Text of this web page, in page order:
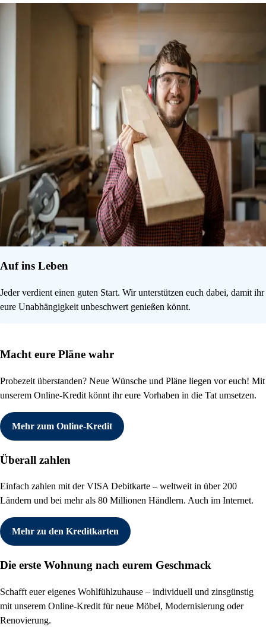
Auf ins Leben
Jeder verdient einen guten Start. Wir unterstützen euch dabei, damit ihr
eure Unabhängigkeit unbeschwert genießen könnt.
Macht eure Pläne wahr
Probezeit überstanden? Neue Wünsche und Pläne liegen vor euch! Mit
unserem Online-Kredit könnt ihr eure Vorhaben in die Tat umsetzen.
Mehr zum Online-Kredit
Überall zahlen
Einfach zahlen mit der VISA Debitkarte – weltweit in über 200
Ländern und bei mehr als 80 Millionen Händlern. Auch im Internet.
Mehr zu den Kreditkarten
Die erste Wohnung nach eurem Geschmack
Schafft euer eigenes Wohlfühlzuhause – individuell und zinsgünstig
mit unserem Online-Kredit für neue Möbel, Modernisierung oder
Renovierung.